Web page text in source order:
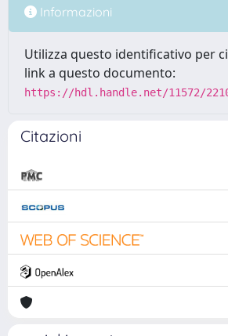
Informazioni
Utilizza questo identificativo per
link a questo documento:
https://hdl.handle.net/11572/
Citazioni